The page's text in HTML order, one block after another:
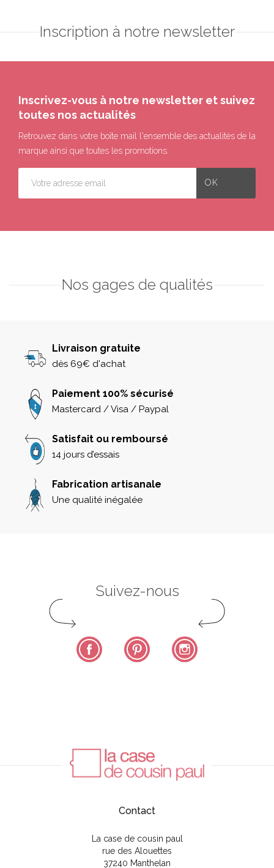
Inscription à notre newsletter
Inscrivez-vous à notre newsletter et suivez
toutes nos actualités
Retrouvez dans votre boîte mail l'ensemble des actualités de la
marque ainsi que toutes les promotions.
Nos gages de qualités
Livraison gratuite
dès 69€ d'achat
Paiement 100% sécurisé
Mastercard / Visa / Paypal
Satisfait ou remboursé
14 jours d’essais
Fabrication artisanale
Une qualité inégalée
Suivez-nous
Facebook Pinterest
Contact
La case de cousin paul
rue des Alouettes
37240 Manthelan